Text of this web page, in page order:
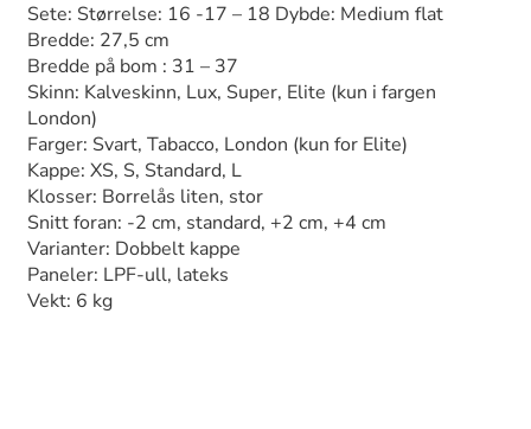
Sete: Størrelse: 16 -17 – 18 Dybde: Medium flat
Bredde: 27,5 cm
Bredde på bom : 31 – 37
Skinn: Kalveskinn, Lux, Super, Elite (kun i fargen
London)
Farger: Svart, Tabacco, London (kun for Elite)
Kappe: XS, S, Standard, L
Klosser: Borrelås liten, stor
Snitt foran: -2 cm, standard, +2 cm, +4 cm
Varianter: Dobbelt kappe
Paneler: LPF-ull, lateks
Vekt: 6 kg